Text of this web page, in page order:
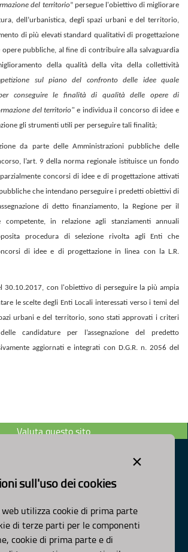
×
sull'uso dei cookies
utilizza cookie di prima parte
di terze parti per le componenti
cookie di prima parte e di
del territorio” persegue l'obiettivo di migliorare
dell’urbanistica, degli spazi urbani e del territorio,
di più elevati standard qualitativi di progettazione
opere pubbliche, al fine di contribuire alla salvaguardia
della qualità della vita della collettività
sul piano del confronto delle idee quale
conseguire le finalità di qualità delle opere di
del territorio" e individua il concorso di idee e
gli strumenti utili per perseguire tali finalità;
da parte delle Amministrazioni pubbliche delle
l’art. 9 della norma regionale istituisce un fondo
concorsi di idee e di progettazione attivati
che intendano perseguire i predetti obiettivi di
di detto finanziamento, la Regione per il
competente, in relazione agli stanziamenti annuali
procedura di selezione rivolta agli Enti che
di idee e di progettazione in linea con la L.R.
30.10.2017, con l'obiettivo di perseguire la più ampia
le scelte degli Enti Locali interessati verso i temi del
urbani e del territorio, sono stati approvati i criteri
candidature per l’assegnazione del predetto
aggiornati e integrati con D.G.R. n. 2056 del
Valuta questo sito
Paesaggio e Qualità Urbana